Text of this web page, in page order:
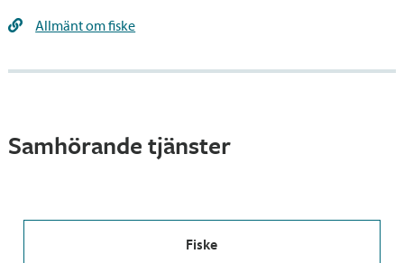
Allmänt om fiske
Samhörande tjänster
Fiske